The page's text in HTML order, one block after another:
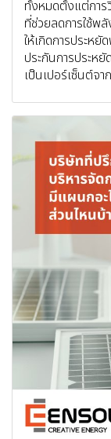
ทั้งหมดตั้งแต่การ
ที่ช่วยลดการใช้พ
ให้เกิดการประห
ประกันการประห
เป็นเปอร์เซ็นต์จ